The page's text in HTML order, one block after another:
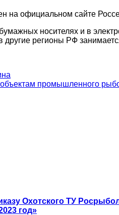
официальном сайте
носителях и в
другие регионы РФ
промышленного
Охотского ТУ
год»